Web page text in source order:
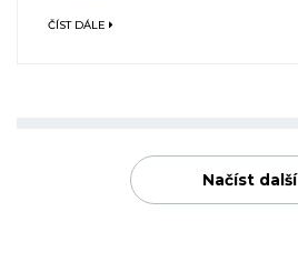
ČÍST DÁLE
Načíst další